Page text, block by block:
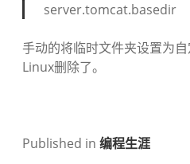
server.tomcat.basedir
手动的将临时文件夹设置为
Linux删除了。
Published in 编程生涯